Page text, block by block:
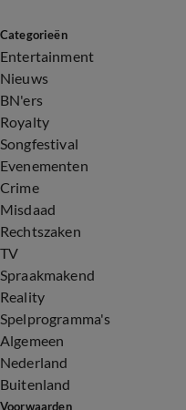
Categorieën
Entertainment
Nieuws
BN'ers
Royalty
Songfestival
Evenementen
Crime
Misdaad
Rechtszaken
TV
Spraakmakend
Reality
Spelprogramma's
Algemeen
Nederland
Buitenland
Voorwaarden